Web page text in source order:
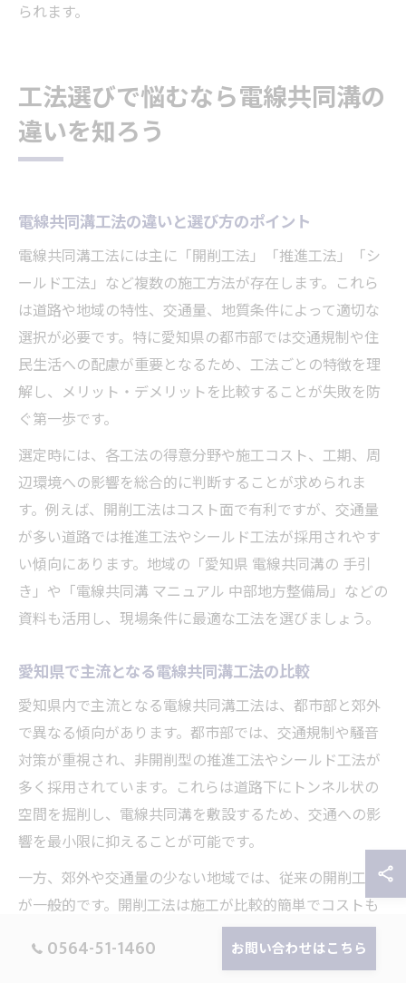
られます。
工法選びで悩むなら電線共同溝の
違いを知ろう
電線共同溝工法の違いと選び方のポイント
電線共同溝工法には主に「開削工法」「推進工法」「シ
ールド工法」など複数の施工方法が存在します。これら
は道路や地域の特性、交通量、地質条件によって適切な
選択が必要です。特に愛知県の都市部では交通規制や住
民生活への配慮が重要となるため、工法ごとの特徴を理
解し、メリット・デメリットを比較することが失敗を防
ぐ第一歩です。
選定時には、各工法の得意分野や施工コスト、工期、周
辺環境への影響を総合的に判断することが求められま
す。例えば、開削工法はコスト面で有利ですが、交通量
が多い道路では推進工法やシールド工法が採用されやす
い傾向にあります。地域の「愛知県 電線共同溝の 手引
き」や「電線共同溝 マニュアル 中部地方整備局」などの
資料も活用し、現場条件に最適な工法を選びましょう。
愛知県で主流となる電線共同溝工法の比較
愛知県内で主流となる電線共同溝工法は、都市部と郊外
で異なる傾向があります。都市部では、交通規制や騒音
対策が重視され、非開削型の推進工法やシールド工法が
多く採用されています。これらは道路下にトンネル状の
空間を掘削し、電線共同溝を敷設するため、交通への影
響を最小限に抑えることが可能です。
一方、郊外や交通量の少ない地域では、従来の開削工法
が一般的です。開削工法は施工が比較的簡単でコストも
抑えやすい反面、道路の掘り返しや通行止めが必要にな
ることから、住民や事業者との調整が重要となります。
0564-51-1460 お問い合わせはこちら